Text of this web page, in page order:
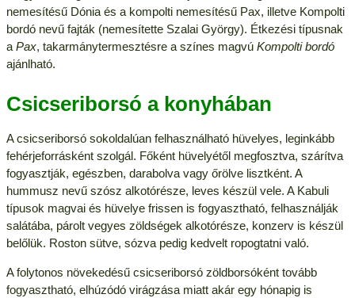
nemesítésű Dónia és a kompolti nemesítésű Pax, illetve Kompolti
bordó nevű fajták (nemesítette Szalai György). Étkezési típusnak
a Pax, takarmánytermesztésre a színes magvú Kompolti bordó
ajánlható.
Csicseriborsó a konyhában
A csicseriborsó sokoldalúan felhasználható hüvelyes, leginkább
fehérjeforrásként szolgál. Főként hüvelyétől megfosztva, szárítva
fogyasztják, egészben, darabolva vagy őrölve lisztként. A
hummusz nevű szósz alkotórésze, leves készül vele. A Kabuli
típusok magvai és hüvelye frissen is fogyasztható, felhasználják
salátába, párolt vegyes zöldségek alkotórésze, konzerv is készül
belőlük. Roston sütve, sózva pedig kedvelt ropogtatni való.
A folytonos növekedésű csicseriborsó zöldborsóként tovább
fogyasztható, elhúzódó virágzása miatt akár egy hónapig is